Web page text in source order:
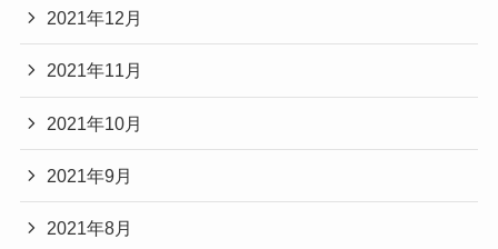
2021年12月
2021年11月
2021年10月
2021年9月
2021年8月